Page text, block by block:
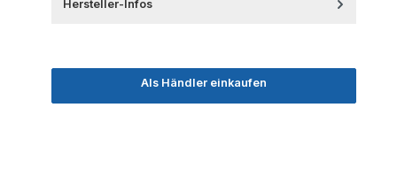
Hersteller-Infos
Als Händler einkaufen